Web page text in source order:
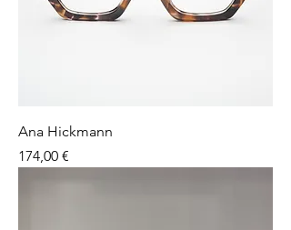
Ana Hickmann
Preço
174,00 €